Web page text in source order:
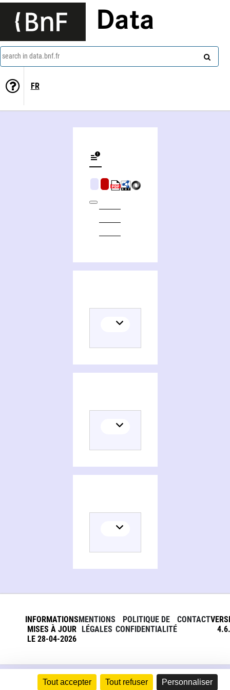
Tout accepter Tout refuser Personnaliser
Data
search in data.bnf.fr
FR
INFORMATIONS
MISES À JOUR
LE 28-04-2026
MENTIONS
LÉGALES
POLITIQUE DE
CONFIDENTIALITÉ
CONTACT